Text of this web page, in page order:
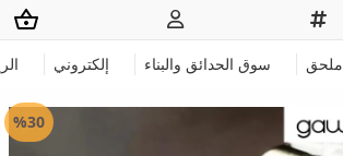
ملحق سوق الحدائق والبناء إلكتروني
%30